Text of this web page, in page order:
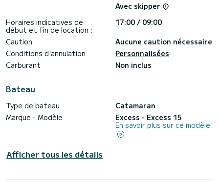
Nous vous invitions à faire une demande de devis
directement via la plateforme, nous reviendrons vers vous
Avec skipper
Horaires indicatives de
début et fin de location :
17:00 / 09:00
Caution
Aucune caution nécessaire
Conditions d'annulation
Personnalisées
Carburant
Non inclus
Bateau
Type de bateau
Catamaran
Marque - Modèle
Excess - Excess 15
En savoir plus sur ce modèle
Afficher tous les détails